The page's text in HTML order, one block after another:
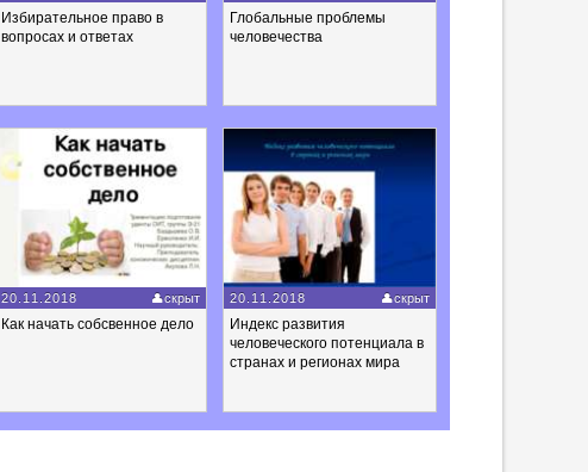
Избирательное право в
вопросах и ответах
Глобальные проблемы
человечества
20.11.2018 скрыт
Как начать собсвенное дело
20.11.2018 скрыт
Индекс развития
человеческого потенциала в
странах и регионах мира